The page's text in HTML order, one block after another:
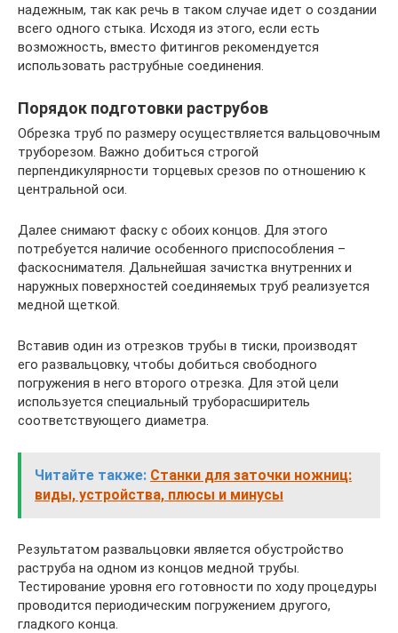
надежным, так как речь в таком случае идет о создании
всего одного стыка. Исходя из этого, если есть
возможность, вместо фитингов рекомендуется
использовать раструбные соединения.
Порядок подготовки раструбов
Обрезка труб по размеру осуществляется вальцовочным
труборезом. Важно добиться строгой
перпендикулярности торцевых срезов по отношению к
центральной оси.
Далее снимают фаску с обоих концов. Для этого
потребуется наличие особенного приспособления –
фаскоснимателя. Дальнейшая зачистка внутренних и
наружных поверхностей соединяемых труб реализуется
медной щеткой.
Вставив один из отрезков трубы в тиски, производят
его развальцовку, чтобы добиться свободного
погружения в него второго отрезка. Для этой цели
используется специальный труборасширитель
соответствующего диаметра.
Читайте также: Станки для заточки ножниц:
виды, устройства, плюсы и минусы
Результатом развальцовки является обустройство
раструба на одном из концов медной трубы.
Тестирование уровня его готовности по ходу процедуры
проводится периодическим погружением другого,
гладкого конца.